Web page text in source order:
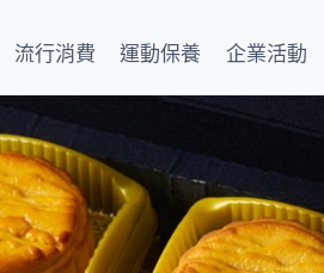
流行消費 運動保養 企業活動